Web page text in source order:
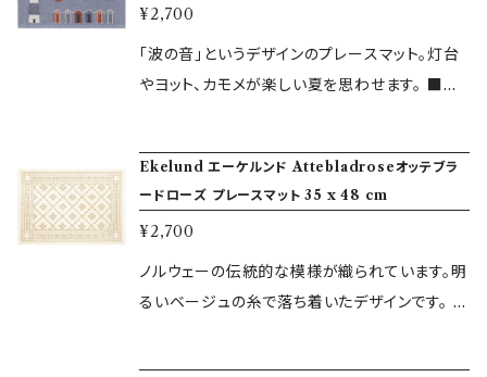
エーケルンド製品はすべてオーガニック（無農薬
選びいただいた商品をスウェーデンの工場から
のお取り寄せも行っております。 各種カタログは
こちらよりご覧いただけます。 https://www.mi
ルンドは、スウェーデン老舗のテキスタイルブラ
ンドです。 伝統的な技術をもとに、革新的かつ自
由な発想で製品を開発し続けています。 エーケ
テリアむきの綾織りですので、使えば使うほどに
風合いと 使いやすさを増し、長く愛用いただけ
ます。 Flytande Bla (フリュータンデブロー) Fl
がるエレガントなデザインが印象的です。 ■商品
仕様■ サイズ：75 x 75 cm 素材： オーガニッ
クコットン100% デザイン：Betty Svensson こ
の他、カタログからお選びいただいた商品をスウ
ェーデンの工場からのお取り寄せも行っておりま
¥2,700
「波の音」というデザインのプレースマット。灯台
やヨット、カモメが楽しい夏を思わせます。 ■商
er この他、カタログからお選びいただいた商品
をスウェーデンの工場からのお取り寄せも行って
おります。 各種カタログはこちらよりご覧いただ
けます。 https://www.mizuiro-butik.jp/blo
g/2018/09/01/144743 ＜エーケルンドについ
Ekelund エーケルンド Attebladroseオッテブラ
ードローズ プレースマット 35 x 48 cm
¥2,700
ノルウェーの伝統的な模様が織られています。明
るいベージュの糸で落ち着いたデザインです。 ■